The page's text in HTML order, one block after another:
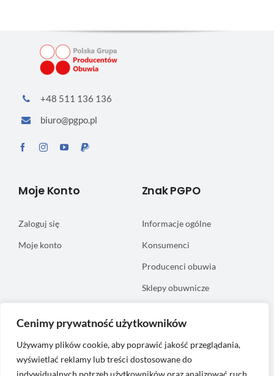
Cenimy prywatność użytkowników
Używamy plików cookie, aby poprawić jakość przeglądania,
wyświetlać reklamy lub treści dostosowane do
indywidualnych potrzeb użytkowników oraz analizować ruch
+48 511 136 136
biuro@pgpo.pl
Moje Konto
Zaloguj się
Moje konto
Znak PGPO
Informacje ogólne
Konsumenci
Producenci obuwia
Sklepy obuwnicze
Informacje
FAQ
Certyfikacja